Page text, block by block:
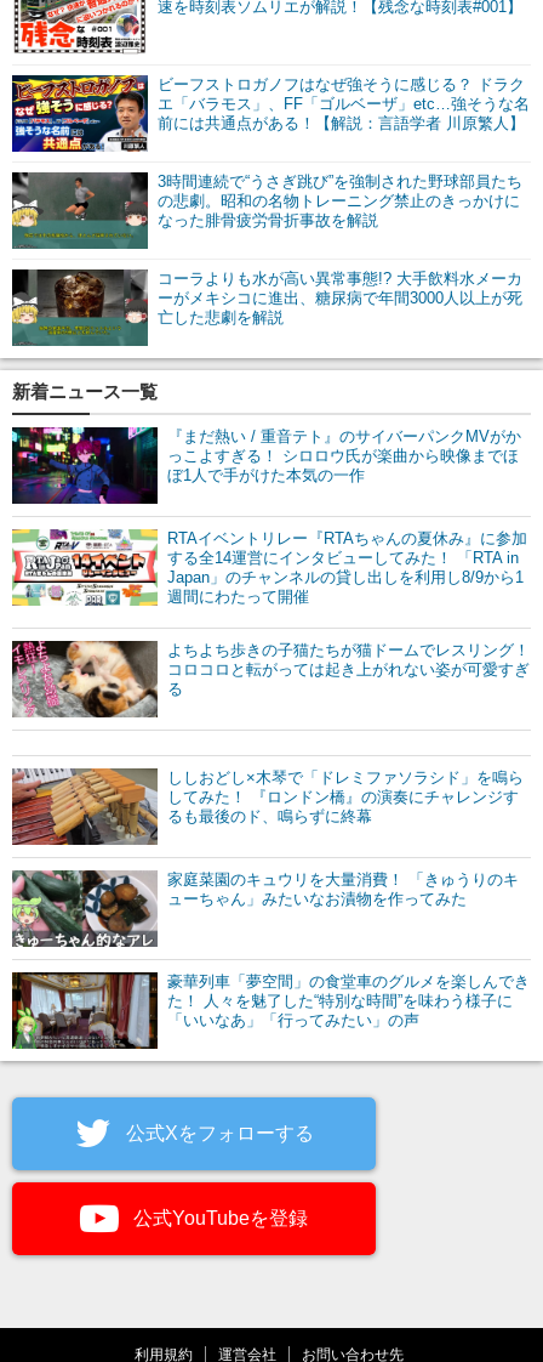
速を時刻表ソムリエが解説！【残念な時刻表#001】
ビーフストロガノフはなぜ強そうに感じる？ ドラク
エ「バラモス」、FF「ゴルベーザ」etc…強そうな名
前には共通点がある！【解説：言語学者 川原繁人】
3時間連続で“うさぎ跳び”を強制された野球部員たち
の悲劇。昭和の名物トレーニング禁止のきっかけに
なった腓骨疲労骨折事故を解説
コーラよりも水が高い異常事態!? 大手飲料水メーカ
ーがメキシコに進出、糖尿病で年間3000人以上が死
亡した悲劇を解説
新着ニュース一覧
『まだ熱い / 重音テト』のサイバーパンクMVがか
っこよすぎる！ シロロウ氏が楽曲から映像までほ
ぼ1人で手がけた本気の一作
RTAイベントリレー『RTAちゃんの夏休み』に参加
する全14運営にインタビューしてみた！ 「RTA in
Japan」のチャンネルの貸し出しを利用し8/9から1
週間にわたって開催
よちよち歩きの子猫たちが猫ドームでレスリング！
コロコロと転がっては起き上がれない姿が可愛すぎ
る
ししおどし×木琴で「ドレミファソラシド」を鳴ら
してみた！ 『ロンドン橋』の演奏にチャレンジす
るも最後のド、鳴らずに終幕
家庭菜園のキュウリを大量消費！ 「きゅうりのキ
ューちゃん」みたいなお漬物を作ってみた
豪華列車「夢空間」の食堂車のグルメを楽しんでき
た！ 人々を魅了した“特別な時間”を味わう様子に
「いいなあ」「行ってみたい」の声
公式Xをフォローする
公式YouTubeを登録
利用規約 運営会社 お問い合わせ先